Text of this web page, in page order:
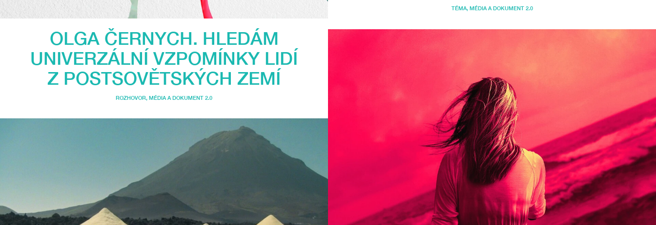
OLGA ČERNYCH. HLEDÁM
UNIVERZÁLNÍ VZPOMÍNKY LIDÍ
Z POSTSOVĚTSKÝCH ZEMÍ
ROZHOVOR, MÉDIA A DOKUMENT 2.0
TÉMA, MÉDIA A DOKUMENT 2.0